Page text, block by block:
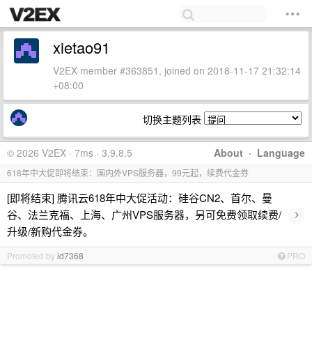
xietao91
V2EX member #363851, joined on 2018-11-17 21:32:14
+08:00
切换主题列表
About · Language
© 2026 V2EX · 7ms · 3.9.8.5
618年中大促即将结束：国内外VPS服务器，99元起，续费代金券
[即将结束] 腾讯云618年中大促活动：硅谷CN2、首尔、曼
谷、法兰克福、上海、广州VPS服务器，另可免费领取续费/
升级/新购代金券。
›
Promoted byid7368 PRO